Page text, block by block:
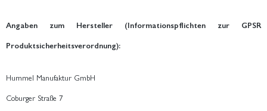
Angaben zum Hersteller (Informationspflichten zur GPSR
Produktsicherheitsverordnung):
Hummel Manufaktur GmbH
Coburger Straße 7